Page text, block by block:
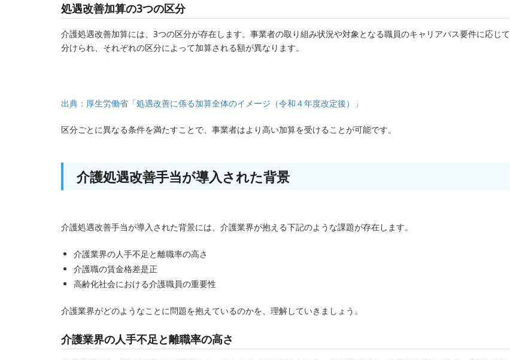
処遇改善加算の3つの区分
介護処遇改善加算には、3つの区分が存在します。事業者の取り組み状況や対象となる職員のキャリアパス要件に応じて
分けられ、それぞれの区分によって加算される額が異なります。
出典：厚生労働省「処遇改善に係る加算全体のイメージ（令和４年度改定後）」
区分ごとに異なる条件を満たすことで、事業者はより高い加算を受けることが可能です。
介護処遇改善手当が導入された背景
介護処遇改善手当が導入された背景には、介護業界が抱える下記のような課題が存在します。
介護業界の人手不足と離職率の高さ
介護職の賃金格差是正
高齢化社会における介護職員の重要性
介護業界がどのようなことに問題を抱えているのかを、理解していきましょう。
介護業界の人手不足と離職率の高さ